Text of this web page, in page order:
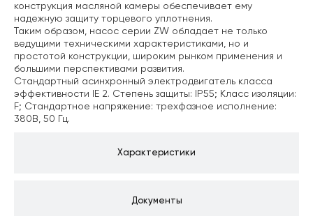
Характеристики
Документы
конструкция масляной камеры обеспечивает ему
надежную защиту торцевого уплотнения.
Таким образом, насос серии ZW обладает не только
ведущими техническими характеристиками, но и
простотой конструкции, широким рынком применения и
большими перспективами развития.
Стандартный асинхронный электродвигатель класса
эффективности IE 2. Степень защиты: IP55; Класс изоляции:
F; Стандартное напряжение: трехфазное исполнение:
380В, 50 Гц.